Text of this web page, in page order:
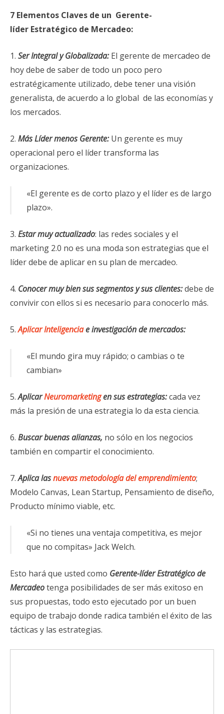
7 Elementos Claves de un Gerente-
líder Estratégico de Mercadeo:
1. Ser Integral y Globalizada:El gerente de mercadeo de
hoy debe de saber de todo un poco pero
estratégicamente utilizado, debe tener una visión
generalista, de acuerdo a lo global de las economías y
los mercados.
2. Más Líder menos Gerente: Un gerente es muy
operacional pero el líder transforma las
organizaciones.
«El gerente es de corto plazo y el líder es de largo
plazo».
3. Estar muy actualizado: las redes sociales y el
marketing 2.0 no es una moda son estrategias que el
líder debe de aplicar en su plan de mercadeo.
4. Conocer muy bien sus segmentos y sus clientes:debe de
convivir con ellos si es necesario para conocerlo más.
5.Aplicar Inteligenciae investigación de mercados:
«El mundo gira muy rápido; o cambias o te
cambian»
5.AplicarNeuromarketingen sus estrategias:cada vez
más la presión de una estrategia lo da esta ciencia.
6. Buscar buenas alianzas, no sólo en los negocios
también en compartir el conocimiento.
7.Aplica lasnuevas metodología del emprendimiento;
Modelo Canvas, Lean Startup, Pensamiento de diseño,
Producto mínimo viable, etc.
«Si no tienes una ventaja competitiva, es mejor
que no compitas» Jack Welch.
Esto hará que usted como Gerente-líder Estratégico de
Mercadeotenga posibilidades de ser más exitoso en
sus propuestas, todo esto ejecutado por un buen
equipo de trabajo donde radica también el éxito de las
tácticas y las estrategias.